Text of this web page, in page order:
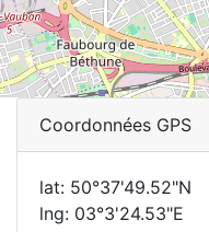
Coordonnées GPS
lat: 50°37'49.52"N
lng: 03°3'24.53"E